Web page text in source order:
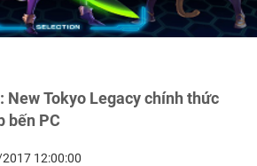
New Tokyo Legacy chính thức
bến PC
12:00:00